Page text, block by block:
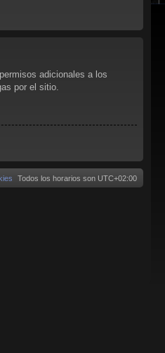
adicionales a los
por el sitio.
Todos los horarios son UTC+02:00